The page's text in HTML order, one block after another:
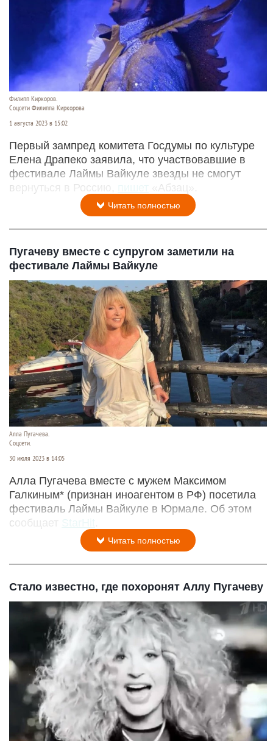
Филипп Киркоров.
Соцсети Филиппа Киркорова
1 августа 2023 в 15:02
Первый зампред комитета Госдумы по культуре
Елена Драпеко заявила, что участвовавшие в
фестивале Лаймы Вайкуле звезды не смогут
вернуться в Россию,
«Абзац».
Читать полностью
Пугачеву вместе с супругом заметили на
фестивале Лаймы Вайкуле
Алла Пугачева.
Соцсети.
30 июля 2023 в 14:05
Алла Пугачева вместе с мужем Максимом
Галкиным* (признан иноагентом в РФ) посетила
фестиваль Лаймы Вайкуле в Юрмале. Об этом
сообщает StarHit
Читать полностью
Стало известно, где похоронят Аллу Пугачеву